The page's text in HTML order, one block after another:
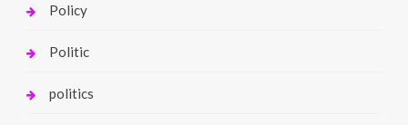
Policy
Politic
politics